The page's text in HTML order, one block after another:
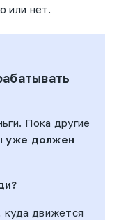
или нет.
Пока другие
уже должен
куда движется